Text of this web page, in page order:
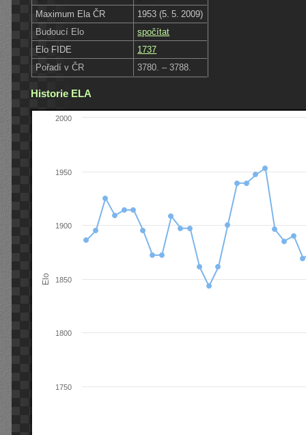
Maximum Ela ČR
1953 (5. 5. 2009)
Budoucí Elo
spočítat
Elo FIDE
1737
Pořadí v ČR
3780. – 3788.
Historie ELA
Elo
1750
1800
1850
1900
1950
2000